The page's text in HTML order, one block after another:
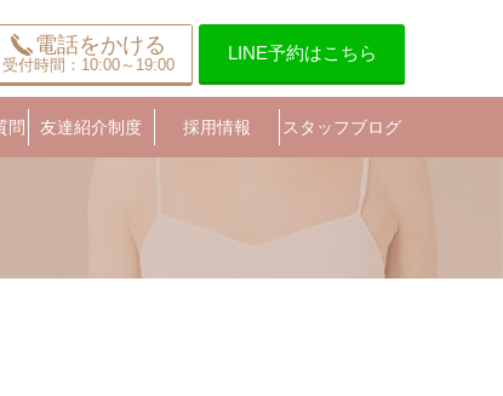
電話をかける
受付時間：10:00～19:00
LINE予約はこちら
問 友達紹介制度 採用情報 スタッフブログ